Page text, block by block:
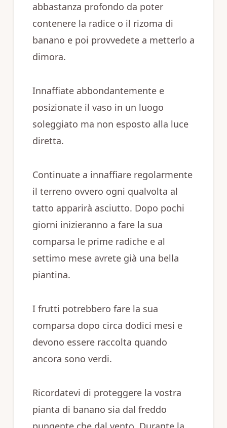
abbastanza profondo da poter
contenere la radice o il rizoma di
banano e poi provvedete a metterlo a
dimora.
Innaffiate abbondantemente e
posizionate il vaso in un luogo
soleggiato ma non esposto alla luce
diretta.
Continuate a innaffiare regolarmente
il terreno ovvero ogni qualvolta al
tatto apparirà asciutto. Dopo pochi
giorni inizieranno a fare la sua
comparsa le prime radiche e al
settimo mese avrete già una bella
piantina.
I frutti potrebbero fare la sua
comparsa dopo circa dodici mesi e
devono essere raccolta quando
ancora sono verdi.
Ricordatevi di proteggere la vostra
pianta di banano sia dal freddo